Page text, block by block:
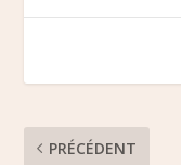
PRÉCÉDENT